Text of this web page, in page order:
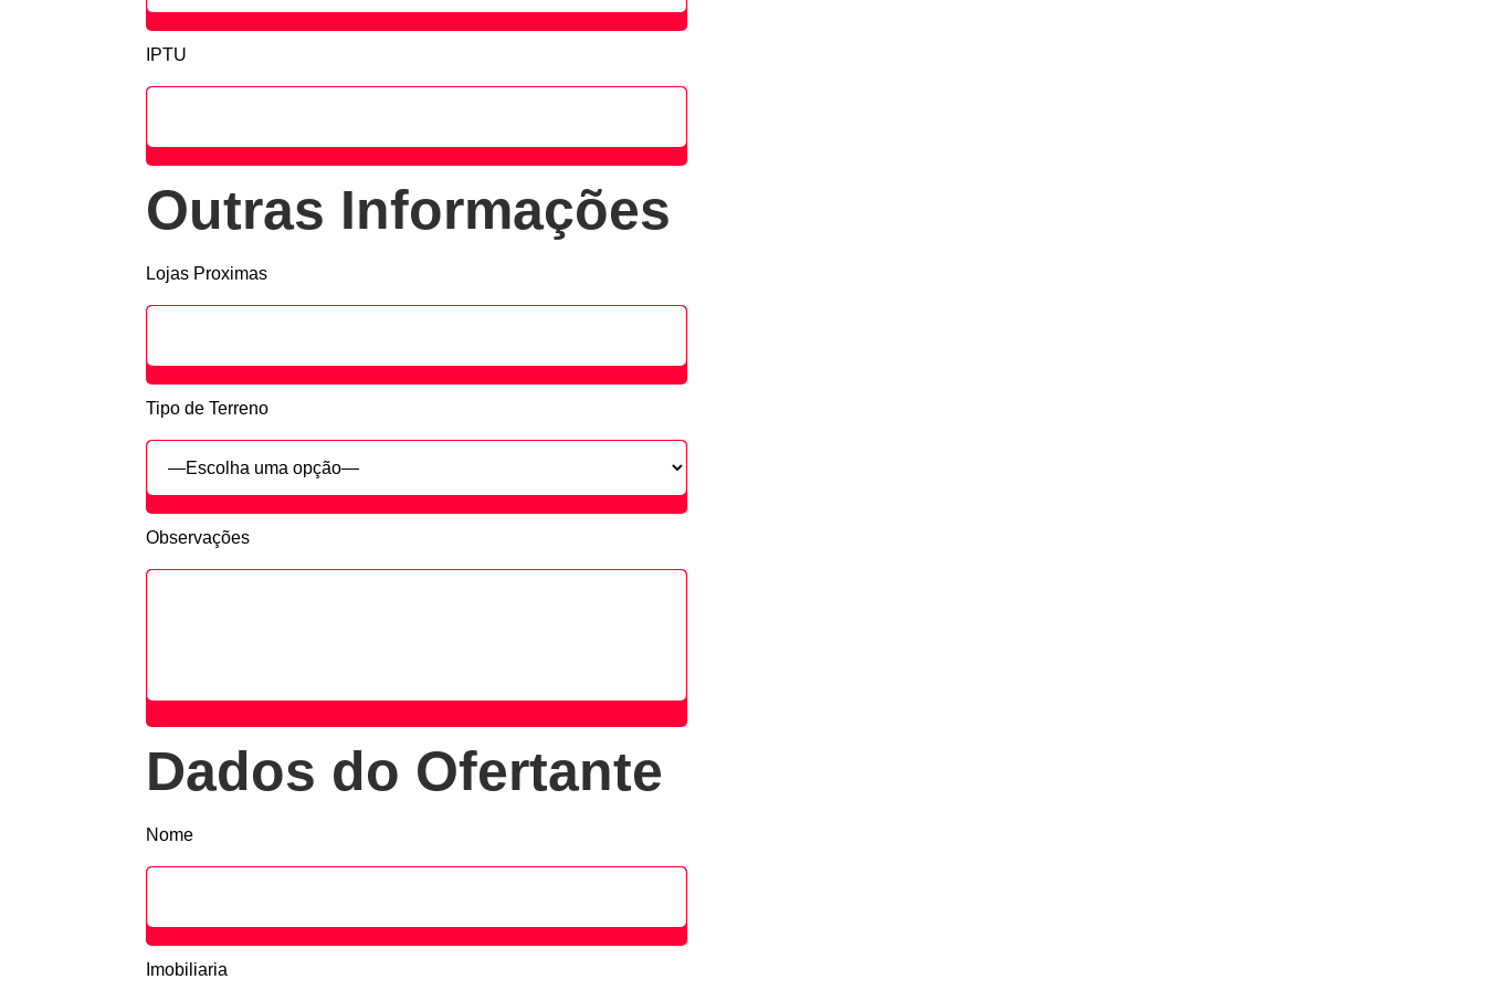
IPTU
Outras Informações
Lojas Proximas
Tipo de Terreno
Observações
Dados do Ofertante
Nome
Imobiliaria